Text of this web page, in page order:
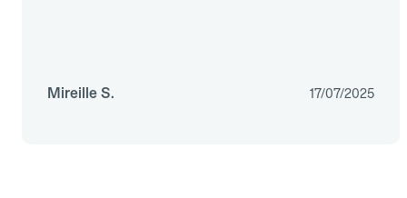
Mireille S. 17/07/2025